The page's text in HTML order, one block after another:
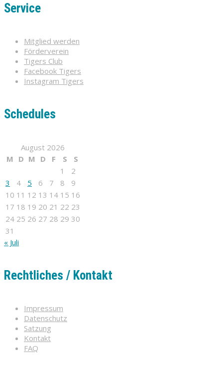
Service
Mitglied werden
Förderverein
Tigers Club
Facebook Tigers
Instagram Tigers
Schedules
August 2026
M D M D F S
S
1
2
3
4 5 6 7 8
9
10 11 12 13 14 15 16
17 18 19 20 21 22 23
24 25 26 27 28 29 30
31
« Juli
Rechtliches / Kontakt
Impressum
Datenschutz
Satzung
Kontakt
FAQ